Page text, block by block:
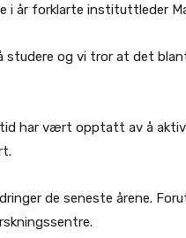
i år forklarte instituttleder
og vi tror at det blant
har vært opptatt av å
de seneste årene.